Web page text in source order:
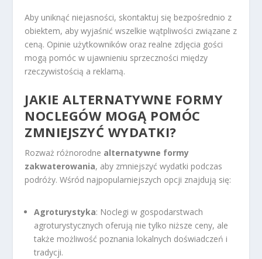
Aby uniknąć niejasności, skontaktuj się bezpośrednio z
obiektem, aby wyjaśnić wszelkie wątpliwości związane z
ceną. Opinie użytkowników oraz realne zdjęcia gości
mogą pomóc w ujawnieniu sprzeczności między
rzeczywistością a reklamą.
JAKIE ALTERNATYWNE FORMY
NOCLEGÓW MOGĄ POMÓC
ZMNIEJSZYĆ WYDATKI?
Rozważ różnorodne alternatywne formy
zakwaterowania, aby zmniejszyć wydatki podczas
podróży. Wśród najpopularniejszych opcji znajdują się:
Agroturystyka: Noclegi w gospodarstwach
agroturystycznych oferują nie tylko niższe ceny, ale
także możliwość poznania lokalnych doświadczeń i
tradycji.